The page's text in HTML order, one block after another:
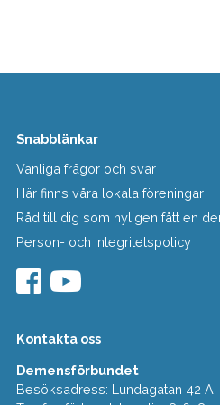
Snabblänkar
Vanliga frågor och svar
Här finns våra lokala föreningar
Råd till dig som nyligen fått en
Person- och Integritetspolicy
Kontakta oss
Demensförbundet
Besöksadress: Lundagatan 42 A,